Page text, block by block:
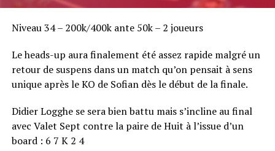
Partouche Poker Tour Saison V : C'est la rentrée sur la
Croisette
Niveau 34 – 200k/400k ante 50k – 2 joueurs
Le heads-up aura finalement été assez rapide malgré un
retour de suspens dans un match qu’on pensait à sens
unique après le KO de Sofian dès le début de la finale.
Didier Logghe se sera bien battu mais s’incline au final
avec Valet Sept contre la paire de Huit à l’issue d’un
board : 6 7 K 2 4